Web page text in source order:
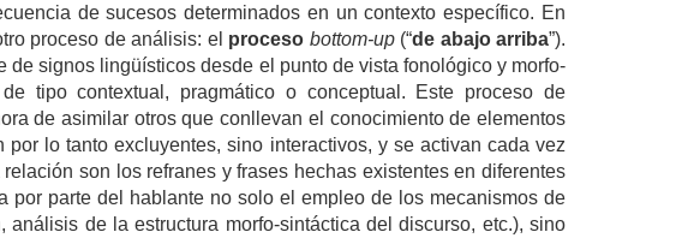
de sucesos determinados en un contexto específico. En
proceso de análisis: el proceso bottom-up(“de abajo arriba”).
signos lingüísticos desde el punto de vista fonológico y morfo-
tipo contextual, pragmático o conceptual. Este proceso de
de asimilar otros que conllevan el conocimiento de elementos
lo tanto excluyentes, sino interactivos, y se activan cada vez
son los refranes y frases hechas existentes en diferentes
por parte del hablante no solo el empleo de los mecanismos de
de la estructura morfo-sintáctica del discurso, etc.), sino